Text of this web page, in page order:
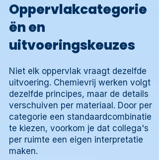
Oppervlakcategorie
ën en
uitvoeringskeuzes
Niet elk oppervlak vraagt dezelfde
uitvoering. Chemievrij werken volgt
dezelfde principes, maar de details
verschuiven per materiaal. Door per
categorie een standaardcombinatie
te kiezen, voorkom je dat collega's
per ruimte een eigen interpretatie
maken.